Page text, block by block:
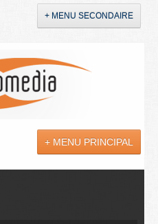
+ MENU SECONDAIRE
+ MENU PRINCIPAL